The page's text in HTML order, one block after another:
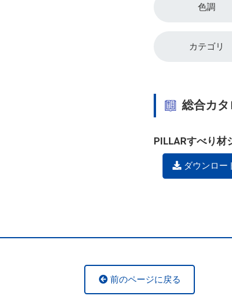
色調
カテゴリ
総合カタ
PILLARすべり材
ダウンロー
前のページに戻る